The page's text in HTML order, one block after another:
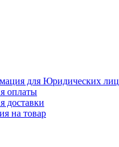
для Юридических лиц
оплаты
доставки
на товар